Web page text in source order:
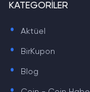
KATEGORİLER
. Aktüel
. BirKupon
. Blog
.